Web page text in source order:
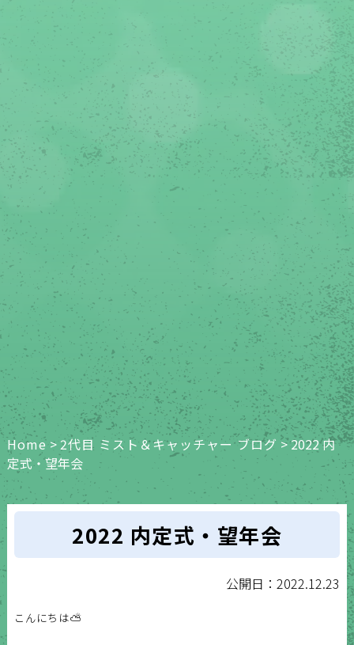
Home>2代目 ミスト＆キャッチャー ブログ >2022 内
定式・望年会
2022 内定式・望年会
公開日：2022.12.23
こんにちは⛅